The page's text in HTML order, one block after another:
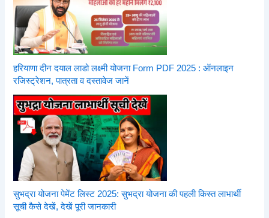
हरियाणा दीन दयाल लाडो लक्ष्मी योजना Form PDF 2025 : ऑनलाइन
रजिस्ट्रेशन, पात्रता व दस्तावेज जानें
सुभद्रा योजना पेमेंट लिस्ट 2025: सुभद्रा योजना की पहली किस्त लाभार्थी
सूची कैसे देखें, देखें पूरी जानकारी